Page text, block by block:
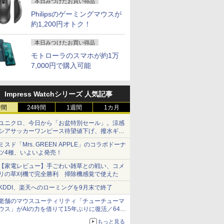
Philipsのゲーミングマウスが
約1,200円オトク！
本日みつけたお買い得品
モトローラのスマホが約1万
7,000円で購入可能
Impress Watchシリーズ 人気記事
24時間 1週間 1カ月
ニクロ、今日から「お盆特別セール」。涼感
アサッカーワンピース待望値下げ、撥水ギア
ョーツは1990円に
スド「Mrs. GREEN APPLE」のコラボドーナ
4種、いよいよ発売！
家電レビュー】手ごわい雑草との戦い、コメ
の草刈機で完全勝利 掃除機感覚で使えた
、楽天へのローミングを9月末で終了
舗のマウスユーティリティ「チューチューマ
ス」がAIの力を借りて15年ぶりに復活／64bit
、Windows 10/11、「Chrome」も走り回
もっと見る